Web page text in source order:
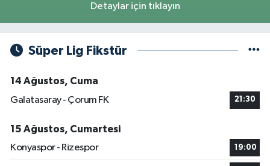
Detaylar için tıklayın
Süper Lig Fikstür
14 Ağustos, Cuma
Galatasaray - Çorum FK
21:30
15 Ağustos, Cumartesi
Konyaspor - Rizespor
19:00